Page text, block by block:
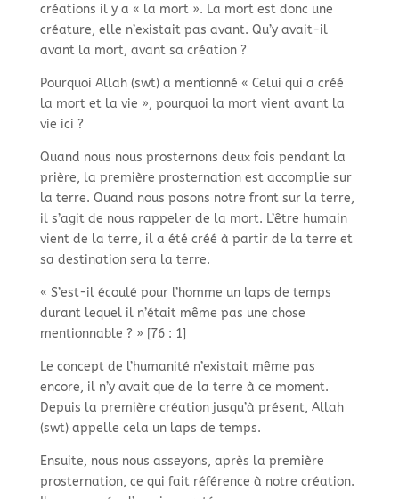
créations il y a « la mort ». La mort est donc une
créature, elle n’existait pas avant. Qu’y avait-il
avant la mort, avant sa création ?
Pourquoi Allah (swt) a mentionné « Celui qui a créé
la mort et la vie », pourquoi la mort vient avant la
vie ici ?
Quand nous nous prosternons deux fois pendant la
prière, la première prosternation est accomplie sur
la terre. Quand nous posons notre front sur la terre,
il s’agit de nous rappeler de la mort. L’être humain
vient de la terre, il a été créé à partir de la terre et
sa destination sera la terre.
« S’est-il écoulé pour l’homme un laps de temps
durant lequel il n’était même pas une chose
mentionnable ? » [76 : 1]
Le concept de l’humanité n’existait même pas
encore, il n’y avait que de la terre à ce moment.
Depuis la première création jusqu’à présent, Allah
(swt) appelle cela un laps de temps.
Ensuite, nous nous asseyons, après la première
prosternation, ce qui fait référence à notre création.